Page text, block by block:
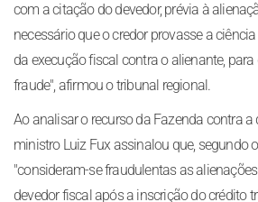
com a citação do devedor, prévia à
necessário que o credor provasse a
da execução fiscal contra o alienante,
fraude", afirmou o tribunal regional.
Ao analisar o recurso da Fazenda contra a
ministro Luiz Fux assinalou que, segundo
"consideram-se fraudulentas as
devedor fiscal após a inscrição do crédito